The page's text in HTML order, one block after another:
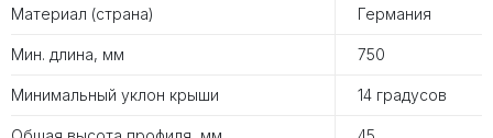
Материал (страна) Германия
Мин. длина, мм 750
Минимальный уклон крыши 14 градусов